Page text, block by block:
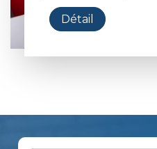
Détail